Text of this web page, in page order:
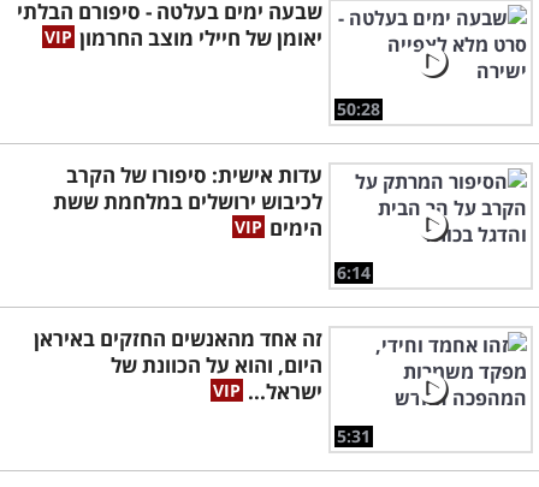
50:28
שבעה ימים בעלטה - סיפורם הבלתי
יאומן של חיילי מוצב החרמון
6:14
עדות אישית: סיפורו של הקרב
לכיבוש ירושלים במלחמת ששת
הימים
5:31
זה אחד מהאנשים החזקים באיראן
היום, והוא על הכוונת של
ישראל...